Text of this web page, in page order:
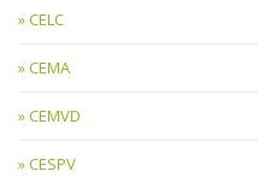
CELC
CEMA
CEMVD
CESPV